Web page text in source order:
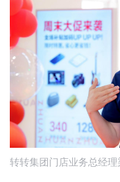
转转集团门店业务总经理